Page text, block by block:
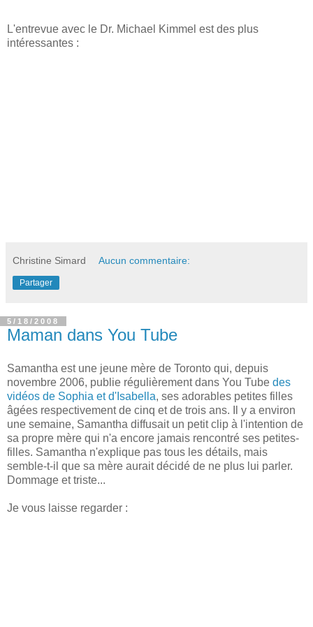
L'entrevue avec le Dr. Michael Kimmel est des plus
intéressantes :
Christine Simard Aucun commentaire:
Partager
5/18/2008
Maman dans You Tube
Samantha est une jeune mère de Toronto qui, depuis
novembre 2006, publie régulièrement dans You Tube des
vidéos de Sophia et d'Isabella, ses adorables petites filles
âgées respectivement de cinq et de trois ans. Il y a environ
une semaine, Samantha diffusait un petit clip à l'intention de
sa propre mère qui n'a encore jamais rencontré ses petites-
filles. Samantha n'explique pas tous les détails, mais
semble-t-il que sa mère aurait décidé de ne plus lui parler.
Dommage et triste...
Je vous laisse regarder :